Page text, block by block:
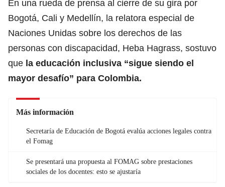
En una rueda de prensa al cierre de su gira por
Bogotá, Cali y Medellín, la relatora especial de
Naciones Unidas sobre los derechos de las
personas con discapacidad, Heba Hagrass, sostuvo
que la educación inclusiva “sigue siendo el
mayor desafío” para Colombia.
Más información
Secretaría de Educación de Bogotá evalúa acciones legales contra
el Fomag
Se presentará una propuesta al FOMAG sobre prestaciones
sociales de los docentes: esto se ajustaría